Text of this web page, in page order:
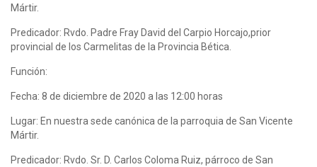
Mártir.
Predicador: Rvdo. Padre Fray David del Carpio Horcajo,prior
provincial de los Carmelitas de la Provincia Bética.
Función:
Fecha: 8 de diciembre de 2020 a las 12:00 horas
Lugar: En nuestra sede canónica de la parroquia de San Vicente
Mártir.
Predicador: Rvdo. Sr. D. Carlos Coloma Ruiz, párroco de San